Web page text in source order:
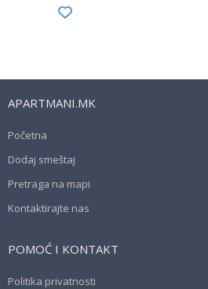
APARTMANI.MK
Početna
Dodaj smeštaj
Pretraga na mapi
Kontaktirajte nas
POMOĆ I KONTAKT
Politika privatnosti